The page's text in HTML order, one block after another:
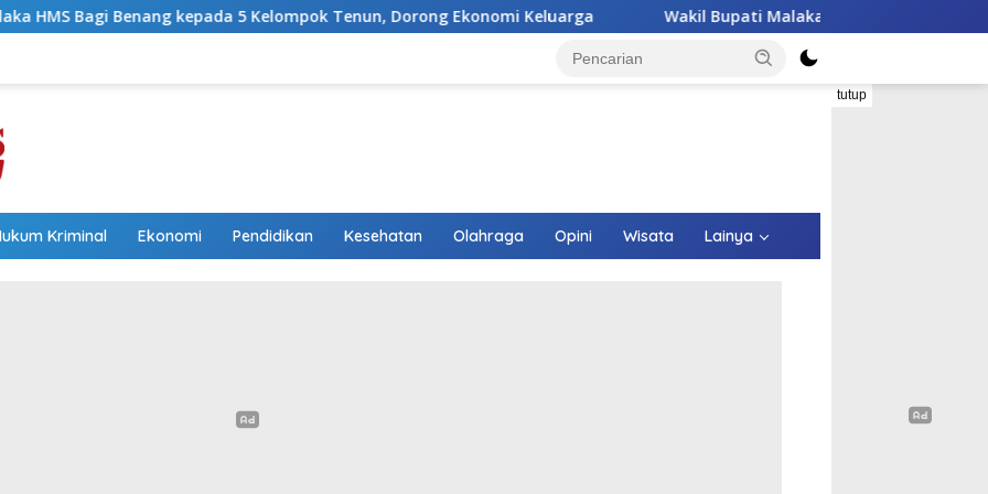
5 Kelompok Tenun, Dorong Ekonomi Keluarga Wakil Bupati Malaka HMS Tinjau Kelompok Peternak Babi
tutup
Kriminal Ekonomi Pendidikan Kesehatan Olahraga Opini Wisata Lainya